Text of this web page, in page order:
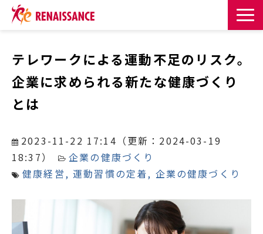
課題・目的からサービスを探す
導入事例
お知らせ
お役立ち記事一覧
お役立ち資料
テレワークによる運動不足のリスク。
企業に求められる新たな健康づくり
とは
2023-11-22 17:14 （更新： 2024-03-19
18:37）
企業の健康づくり
健康経営
運動習慣の定着 企業の健康づくり